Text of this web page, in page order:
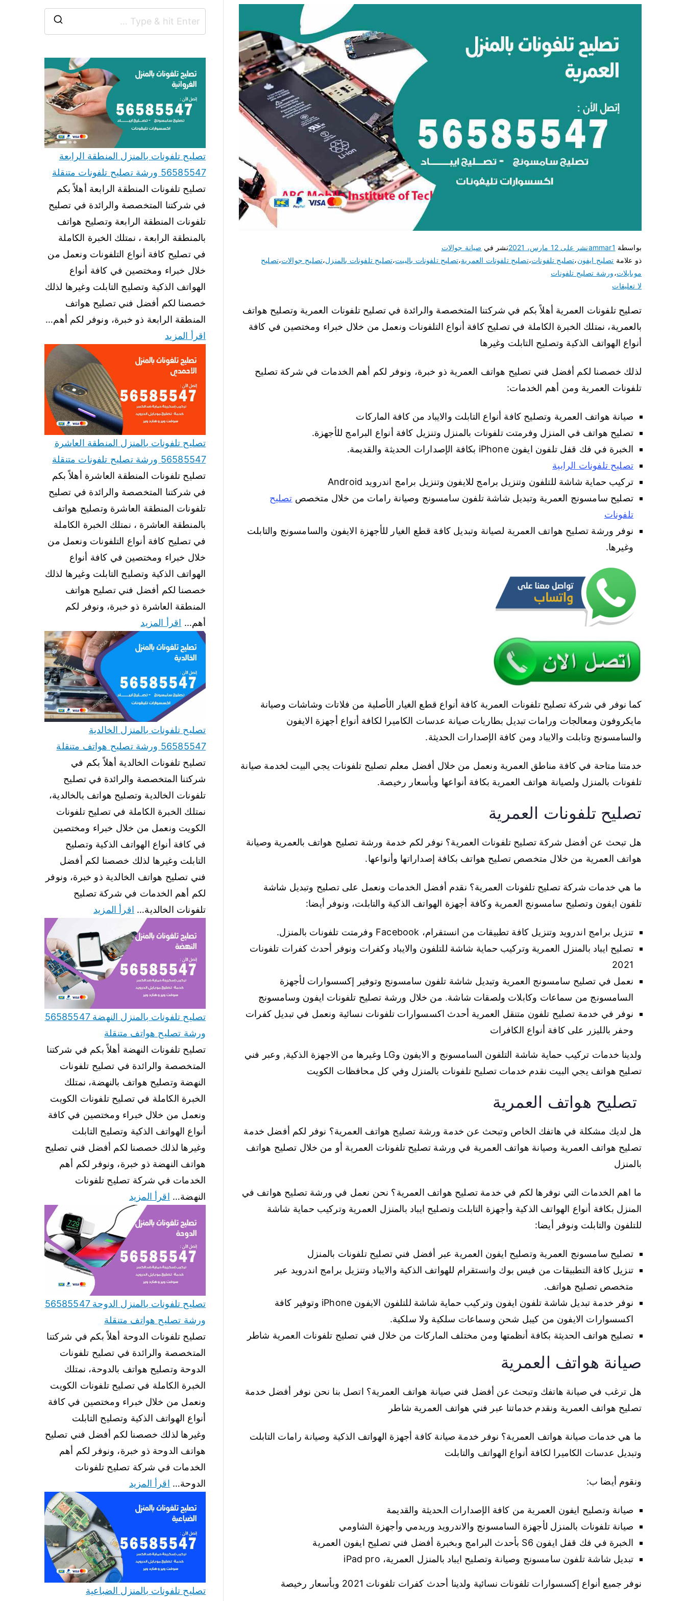
بواسطة ammar1نشر على 12 مارس، 2021 نشر في صيانة جوالات
ذو علامة تصليح ايفون،تصليح تلفونات،تصليح تلفونات العمرية،تصليح تلفونات بالبيت،تصليح تلفونات بالمنزل،تصليح جوالات،تصليح
موبايلات،ورشة تصليح تلفونات
لا تعليقات
تصليح تلفونات العمرية أهلاً بكم في شركتنا المتخصصة والرائدة في تصليح تلفونات العمرية وتصليح هواتف
بالعمرية، نمتلك الخبرة الكاملة في تصليح كافة أنواع التلفونات ونعمل من خلال خبراء ومختصين في كافة
أنواع الهواتف الذكية وتصليح التابلت وغيرها
لذلك خصصنا لكم أفضل فني تصليح هواتف العمرية ذو خبرة، ونوفر لكم أهم الخدمات في شركة تصليح
تلفونات العمرية ومن أهم الخدمات:
صيانة هواتف العمرية وتصليح كافة أنواع التابلت والايباد من كافة الماركات
تصليح هواتف في المنزل وفرمتت تلفونات بالمنزل وتنزيل كافة أنواع البرامج للأجهزة.
الخبرة في فك قفل تلفون ايفون iPhone بكافة الإصدارات الحديثة والقديمة.
تصليح تلفونات الرابية
تركيب حماية شاشة للتلفون وتنزيل برامج للايفون وتنزيل برامج اندرويد Android
تصليح سامسونج العمرية وتبديل شاشة تلفون سامسونج وصيانة رامات من خلال متخصص تصليح
تلفونات
نوفر ورشة تصليح هواتف العمرية لصيانة وتبديل كافة قطع الغيار للأجهزة الايفون والسامسونج والتابلت
وغيرها.
كما نوفر في شركة تصليح تلفونات العمرية كافة أنواع قطع الغيار الأصلية من فلاتات وشاشات وصيانة
مايكروفون ومعالجات ورامات تبديل بطاريات صيانة عدسات الكاميرا لكافة أنواع أجهزة الايفون
والسامسونج وتابلت والايباد ومن كافة الإصدارات الحديثة.
خدمتنا متاحة في كافة مناطق العمرية ونعمل من خلال أفضل معلم تصليح تلفونات يجي البيت لخدمة صيانة
تلفونات بالمنزل ولصيانة هواتف العمرية بكافة أنواعها وبأسعار رخيصة.
تصليح تلفونات العمرية
هل تبحث عن أفضل شركة تصليح تلفونات العمرية؟ نوفر لكم خدمة ورشة تصليح هواتف بالعمرية وصيانة
هواتف العمرية من خلال متخصص تصليح هواتف بكافة إصداراتها وأنواعها.
ما هي خدمات شركة تصليح تلفونات العمرية؟ نقدم أفضل الخدمات ونعمل على تصليح وتبديل شاشة
تلفون ايفون وتصليح سامسونج العمرية وكافة أجهزة الهواتف الذكية والتابلت، ونوفر أيضا:
تنزيل برامج اندرويد وتنزيل كافة تطبيقات من انستقرام، Facebook وفرمتت تلفونات بالمنزل.
تصليح ايباد بالمنزل العمرية وتركيب حماية شاشة للتلفون والايباد وكفرات ونوفر أحدث كفرات تلفونات
2021
نعمل في تصليح سامسونج العمرية وتبديل شاشة تلفون سامسونج وتوفير إكسسوارات لأجهزة
السامسونج من سماعات وكابلات ولصقات شاشة. من خلال ورشة تصليح تلفونات ايفون وسامسونج
نوفر في خدمة تصليح تلفون متنقل العمرية أحدث اكسسوارات تلفونات نسائية ونعمل في تبديل كفرات
وحفر بالليزر على كافة أنواع الكافرات
ولدينا خدمات تركيب حماية شاشة التلفون السامسونج و الايفون وLG وغيرها من الاجهزة الذكية, وعبر فني
تصليح هواتف يجي البيت نقدم خدمات تصليح تلفونات بالمنزل وفي كل محافظات الكويت
تصليح هواتف العمرية
هل لديك مشكلة في هاتفك الخاص وتبحث عن خدمة ورشة تصليح هواتف العمرية؟ نوفر لكم أفضل خدمة
تصليح هواتف العمرية وصيانة هواتف العمرية في ورشة تصليح تلفونات العمرية أو من خلال تصليح هواتف
بالمنزل
ما اهم الخدمات التي نوفرها لكم في خدمة تصليح هواتف العمرية؟ نحن نعمل في ورشة تصليح هواتف في
المنزل بكافة أنواع الهواتف الذكية وأجهزة التابلت وتصليح ايباد بالمنزل العمرية وتركيب حماية شاشة
للتلفون والتابلت ونوفر أيضا:
تصليح سامسونج العمرية وتصليح ايفون العمرية عبر أفضل فني تصليح تلفونات بالمنزل
تنزيل كافة التطبيقات من فيس بوك وانستقرام للهواتف الذكية والايباد وتنزيل برامج اندرويد عبر
متخصص تصليح هواتف.
نوفر خدمة تبديل شاشة تلفون ايفون وتركيب حماية شاشة للتلفون الايفون iPhone وتوفير كافة
اكسسوارات الايفون من كيبل شحن وسماعات سلكية ولا سلكية.
تصليح هواتف الحديثة بكافة أنظمتها ومن مختلف الماركات من خلال فني تصليح تلفونات العمرية شاطر
صيانة هواتف العمرية
هل ترغب في صيانة هاتفك وتبحث عن أفضل فني صيانة هواتف العمرية؟ اتصل بنا نحن نوفر أفضل خدمة
تصليح هواتف العمرية ونقدم خدماتنا عبر فني هواتف العمرية شاطر
ما هي خدمات صيانة هواتف العمرية؟ نوفر خدمة صيانة كافة أجهزة الهواتف الذكية وصيانة رامات التابلت
وتبديل عدسات الكاميرا لكافة أنواع الهواتف والتابلت
ونقوم أيضا ب:
صيانة وتصليح ايفون العمرية من كافة الإصدارات الحديثة والقديمة
صيانة تلفونات بالمنزل لأجهزة السامسونج والاندرويد وريدمي وأجهزة الشاومي
الخبرة في فك قفل ايفون S6 بأحدث البرامج وبخبرة أفضل فني تصليح ايفون العمرية
تبديل شاشة تلفون سامسونج وصيانة وتصليح ايباد بالمنزل العمرية، iPad pro
نوفر جميع أنواع إكسسوارات تلفونات نسائية ولدينا أحدث كفرات تلفونات 2021 وبأسعار رخيصة
تصليح تلفونات بالمنزل المنطقة الرابعة
56585547 ورشة تصليح تلفونات متنقلة
تصليح تلفونات المنطقة الرابعة أهلاً بكم
في شركتنا المتخصصة والرائدة في تصليح
تلفونات المنطقة الرابعة وتصليح هواتف
بالمنطقة الرابعة ، نمتلك الخبرة الكاملة
في تصليح كافة أنواع التلفونات ونعمل من
خلال خبراء ومختصين في كافة أنواع
الهواتف الذكية وتصليح التابلت وغيرها لذلك
خصصنا لكم أفضل فني تصليح هواتف
المنطقة الرابعة ذو خبرة، ونوفر لكم أهم…
اقرأ المزيد
تصليح تلفونات بالمنزل المنطقة العاشرة
56585547 ورشة تصليح تلفونات متنقلة
تصليح تلفونات المنطقة العاشرة أهلاً بكم
في شركتنا المتخصصة والرائدة في تصليح
تلفونات المنطقة العاشرة وتصليح هواتف
بالمنطقة العاشرة ، نمتلك الخبرة الكاملة
في تصليح كافة أنواع التلفونات ونعمل من
خلال خبراء ومختصين في كافة أنواع
الهواتف الذكية وتصليح التابلت وغيرها لذلك
خصصنا لكم أفضل فني تصليح هواتف
المنطقة العاشرة ذو خبرة، ونوفر لكم
أهم… اقرأ المزيد
تصليح تلفونات بالمنزل الخالدية
56585547 ورشة تصليح هواتف متنقلة
تصليح تلفونات الخالدية أهلاً بكم في
شركتنا المتخصصة والرائدة في تصليح
تلفونات الخالدية وتصليح هواتف بالخالدية،
نمتلك الخبرة الكاملة في تصليح تلفونات
الكويت ونعمل من خلال خبراء ومختصين
في كافة أنواع الهواتف الذكية وتصليح
التابلت وغيرها لذلك خصصنا لكم أفضل
فني تصليح هواتف الخالدية ذو خبرة، ونوفر
لكم أهم الخدمات في شركة تصليح
تلفونات الخالدية… اقرأ المزيد
تصليح تلفونات بالمنزل النهضة 56585547
ورشة تصليح هواتف متنقلة
تصليح تلفونات النهضة أهلاً بكم في شركتنا
المتخصصة والرائدة في تصليح تلفونات
النهضة وتصليح هواتف بالنهضة، نمتلك
الخبرة الكاملة في تصليح تلفونات الكويت
ونعمل من خلال خبراء ومختصين في كافة
أنواع الهواتف الذكية وتصليح التابلت
وغيرها لذلك خصصنا لكم أفضل فني تصليح
هواتف النهضة ذو خبرة، ونوفر لكم أهم
الخدمات في شركة تصليح تلفونات
النهضة… اقرأ المزيد
تصليح تلفونات بالمنزل الدوحة 56585547
ورشة تصليح هواتف متنقلة
تصليح تلفونات الدوحة أهلاً بكم في شركتنا
المتخصصة والرائدة في تصليح تلفونات
الدوحة وتصليح هواتف بالدوحة، نمتلك
الخبرة الكاملة في تصليح تلفونات الكويت
ونعمل من خلال خبراء ومختصين في كافة
أنواع الهواتف الذكية وتصليح التابلت
وغيرها لذلك خصصنا لكم أفضل فني تصليح
هواتف الدوحة ذو خبرة، ونوفر لكم أهم
الخدمات في شركة تصليح تلفونات
الدوحة… اقرأ المزيد
تصليح تلفونات بالمنزل الضباعية